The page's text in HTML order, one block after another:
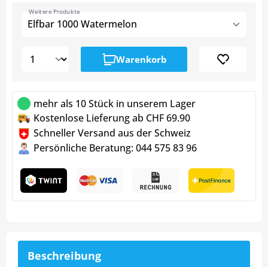
Elfbar 1000 Watermelon
Weitere Produkte
Warenkorb
mehr als 10 Stück in unserem Lager
Kostenlose Lieferung ab CHF 69.90
Schneller Versand aus der Schweiz
Persönliche Beratung: 044 575 83 96
Beschreibung